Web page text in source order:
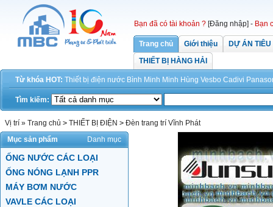
Bạn đã có tài khoản ? [Đăng nhập] - Bạn
Trang chủ Giới thiệu
DỰ ÁN
THIẾT BỊ HÀNG HẢI
Từ khóa HOT: Thiết bị điện nước Bình Minh Minh Hùng Vesbo Cadivi
Tìm kiếm:
Vị trí » Trang chủ > THIẾT BỊ ĐIỆN > Đèn trang trí Vĩnh Phát
Mục sản phẩm
Danh mục
ỐNG NƯỚC CÁC LOẠI
ỐNG NÓNG LẠNH PPR
MÁY BƠM NƯỚC
VAVLE CÁC LOẠI